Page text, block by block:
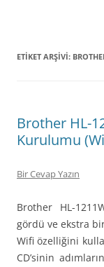
ETIKET ARŞIVI:
Brother HL-
Kurulumu
Bir Cevap Yazın
Brother HL-
gördü ve ekstra
Wifi özelliğini
CD’sinin